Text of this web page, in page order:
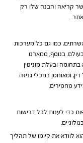
קריאה והבנה שלו רק
כמו גם כל מערכות
בנוסף, סמארט
ובעלת מוניטין
ומאוחסן במכלי גניזה
מחמירים.
כדי לענות לכל דרישות
לוודא את קיומו של תהליך